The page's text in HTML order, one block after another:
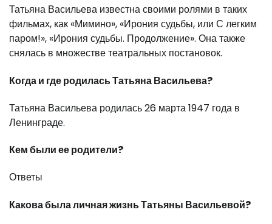
Татьяна Васильева известна своими ролями в таких
фильмах, как «Мимино», «Ирония судьбы, или С легким
паром!», «Ирония судьбы. Продолжение». Она также
снялась в множестве театральных постановок.
Когда и где родилась Татьяна Васильева?
Татьяна Васильева родилась 26 марта 1947 года в
Ленинграде.
Кем были ее родители?
Ответы
Какова была личная жизнь Татьяны Васильевой?